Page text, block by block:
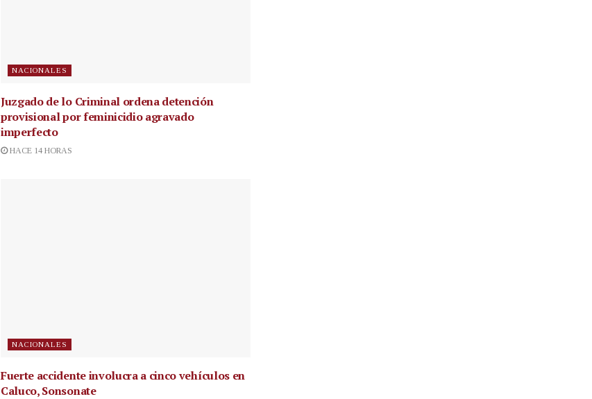
NACIONALES
Juzgado de lo Criminal ordena detención
provisional por feminicidio agravado
imperfecto
HACE 14 HORAS
NACIONALES
Fuerte accidente involucra a cinco vehículos en
Caluco, Sonsonate